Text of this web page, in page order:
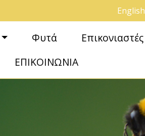
English
Φυτά Επικονιαστές
ΕΠΙΚΟΙΝΩΝΙΑ